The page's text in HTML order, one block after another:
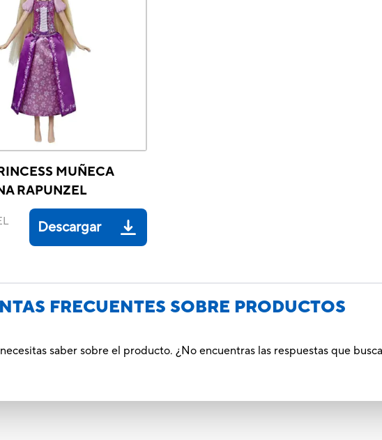
MUÑECA
RAPUNZEL
Descargar
FRECUENTES SOBRE PRODUCTOS
saber sobre el producto. ¿No encuentras las respuestas que